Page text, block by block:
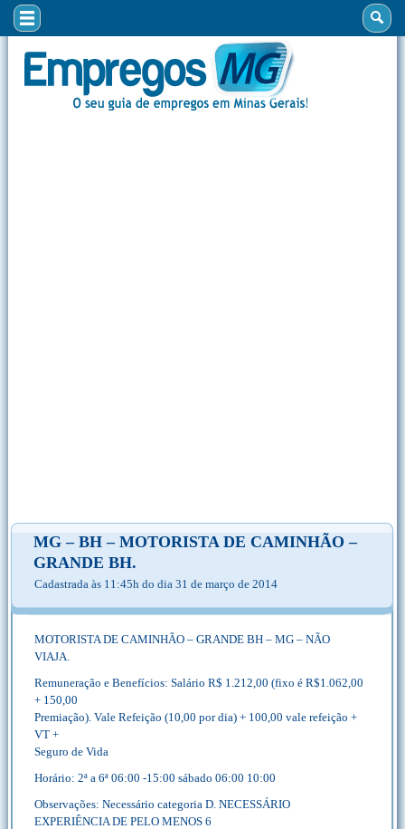
MG – BH – MOTORISTA DE CAMINHÃO –
GRANDE BH.
Cadastrada às 11:45h do dia 31 de março de 2014
MOTORISTA DE CAMINHÃO – GRANDE BH – MG – NÃO
VIAJA.
Remuneração e Benefícios: Salário R$ 1.212,00 (fixo é R$1.062,00
+ 150,00
Premiação). Vale Refeição (10,00 por dia) + 100,00 vale refeição +
VT +
Seguro de Vida
Horário: 2ª a 6ª 06:00 -15:00 sábado 06:00 10:00
Observações: Necessário categoria D. NECESSÁRIO
EXPERIÊNCIA DE PELO MENOS 6